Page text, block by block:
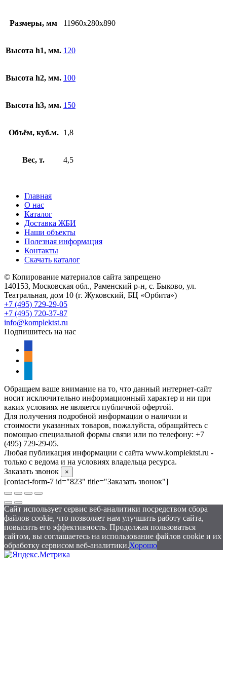
Размеры, мм 11960х280х890
Высота h1, мм. 120
Высота h2, мм. 100
Высота h3, мм. 150
Объём, куб.м. 1,8
Вес, т. 4,5
Главная
О нас
Каталог
Доставка ЖБИ
Наши объекты
Полезная информация
Контакты
Скачать каталог
© Копирование материалов сайта запрещено
140153, Московская обл., Раменский р-н, с. Быково, ул.
Театральная, дом 10 (г. Жуковский, БЦ «Орбита»)
+7 (495) 729-29-05
+7 (495) 720-37-87
info@komplektst.ru
Подпишитесь на нас
Обращаем ваше внимание на то, что данный интернет-сайт
носит исключительно информационный характер и ни при
каких условиях не является публичной офертой.
Для получения подробной информации о наличии и
стоимости указанных товаров, пожалуйста, обращайтесь с
помощью специальной формы связи или по телефону: +7
(495) 729-29-05.
Любая публикация информации с сайта www.komplektst.ru -
только с ведома и на условиях владельца ресурса.
Заказать звонок
×
[contact-form-7 id="823" title="Заказать звонок"]
Сайт использует сервис веб-аналитики посредством сбора
файлов cookie, что позволяет нам улучшить работу сайта,
повысить его эффективность. Продолжая пользоваться
сайтом, вы соглашаетесь на использование файлов cookie и их
обработку сервисом веб-аналитики.Хорошо